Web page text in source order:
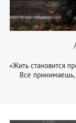
«Жить становится
Все принимаешь,